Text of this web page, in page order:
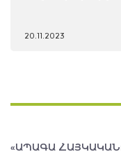
20.11.2023
«ԱՊԱԳԱ